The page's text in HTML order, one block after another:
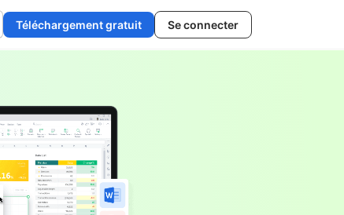
Téléchargement gratuit Se connecter